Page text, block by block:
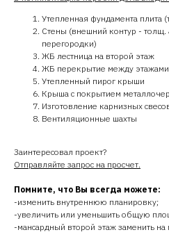
Утепленная фундамента плита
Стены (внешний контур -
перегородки)
ЖБ лестница на второй этаж
ЖБ перекрытие между этажами
Утепленный пирог крыши
Крыша с покрытием
Изготовление карнизных
Вентиляционные шахты
Заинтересовал проект?
Отправляйте запрос на просчет.
Помните, что Вы всегда можете:
-изменить внутреннюю планировку;
-увеличить или уменьшить общую
-мансардный второй этаж заменить